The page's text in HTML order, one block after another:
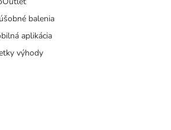
balenia
aplikácia
výhody